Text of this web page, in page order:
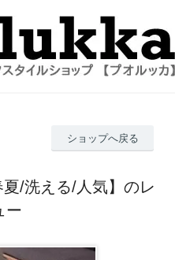
ショップへ戻る
/洗える/人気】のレ
ー